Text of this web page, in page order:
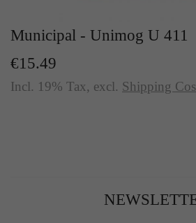
Municipal - Unimog U 411
€15.49
Incl. 19% Tax, excl. Shipping